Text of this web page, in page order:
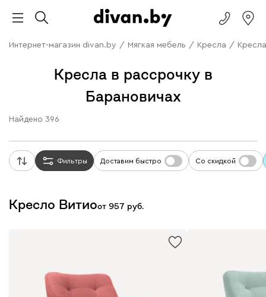
Интернет-магазин divan.by / Мягкая мебель / Кресла /
Кресла в рассрочку в
Барановичах
Найдено 396
Фильтры Доставим быстро Со скидкой
Кресло Витиоот 957